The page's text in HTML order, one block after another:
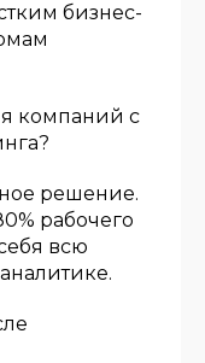
бизнес-
компаний с
решение.
рабочего
всю